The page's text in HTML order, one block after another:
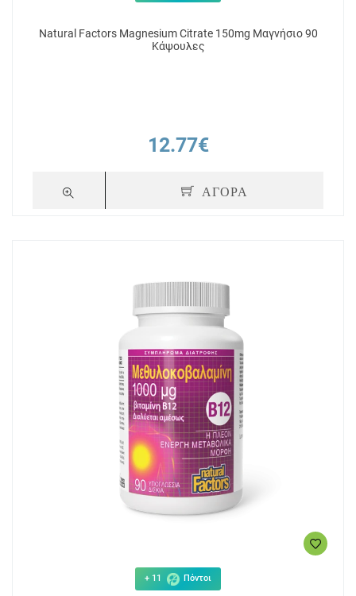
Natural Factors Magnesium Citrate 150mg Μαγνήσιο 90
Κάψουλες
12.77€
ΑΓΟΡΑ
+ 11 Πόντοι